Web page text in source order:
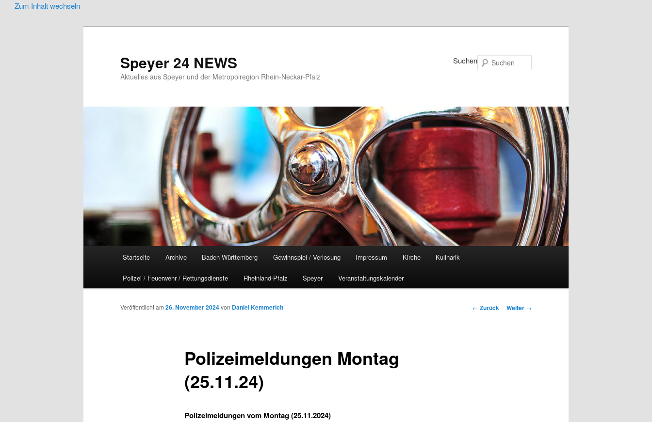
Zum Inhalt wechseln
Speyer 24 NEWS
Aktuelles aus Speyer und der Metropolregion Rhein-Neckar-Pfalz
Suchen
Startseite Archive Baden-Württemberg Gewinnspiel / Verlosung Impressum Kirche Kulinarik
Polizei / Feuerwehr / Rettungsdienste Rheinland-Pfalz Speyer Veranstaltungskalender
Beitrags-
← Zurück Weiter →
Polizeimeldungen Montag
(25.11.24)
Veröffentlicht am 26. November 2024von Daniel Kemmerich
Polizeimeldungen vom Montag (25.11.2024)